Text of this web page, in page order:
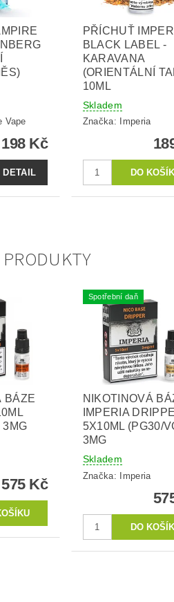
Vape
198 Kč
DETAIL
PŘÍCHUŤ
BLACK LABEL -
KARAVANA
(ORIENTÁLNÍ
10ML
Skladem
Značka: Imperia
BÁZE
3MG
575 Kč
Spotřební daň
NIKOTINOVÁ
IMPERIA
5X10ML (PG30/
3MG
Skladem
Značka: Imperia